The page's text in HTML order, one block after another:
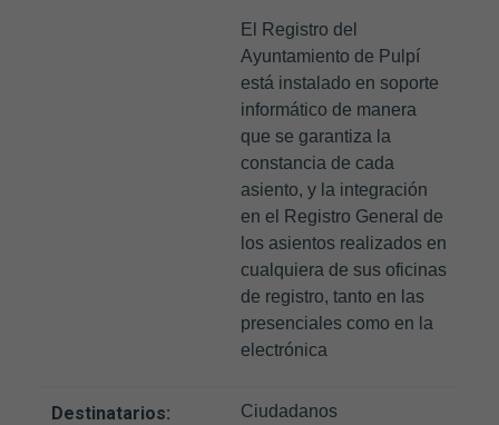
El Registro del
Ayuntamiento de Pulpí
está instalado en soporte
informático de manera
que se garantiza la
constancia de cada
asiento, y la integración
en el Registro General de
los asientos realizados en
cualquiera de sus oficinas
de registro, tanto en las
presenciales como en la
electrónica
Destinatarios: Ciudadanos